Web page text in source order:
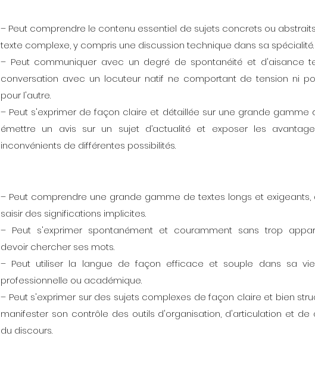
– Peut comprendre le contenu essentiel de sujets concrets ou
texte complexe, y compris une discussion technique dans sa spécialité.
– Peut communiquer avec un degré de spontanéité et d'aisance
conversation avec un locuteur natif ne comportant de tension ni
pour l'autre.
– Peut s'exprimer de façon claire et détaillée sur une grande gamme
émettre un avis sur un sujet d’actualité et exposer les
inconvénients de différentes possibilités.
– Peut comprendre une grande gamme de textes longs et exigeants,
saisir des significations implicites.
– Peut s'exprimer spontanément et couramment sans trop
devoir chercher ses mots.
– Peut utiliser la langue de façon efficace et souple dans sa
professionnelle ou académique.
– Peut s'exprimer sur des sujets complexes de façon claire et bien
manifester son contrôle des outils d'organisation, d'articulation et de
du discours.